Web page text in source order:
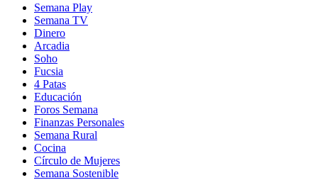
Semana Play
Semana TV
Dinero
Arcadia
Soho
in
new
window
Fucsia
in
new
window
4 Patas
Educación
Foros Semana
Finanzas Personales
Semana Rural
Cocina
Círculo de Mujeres
Semana Sostenible